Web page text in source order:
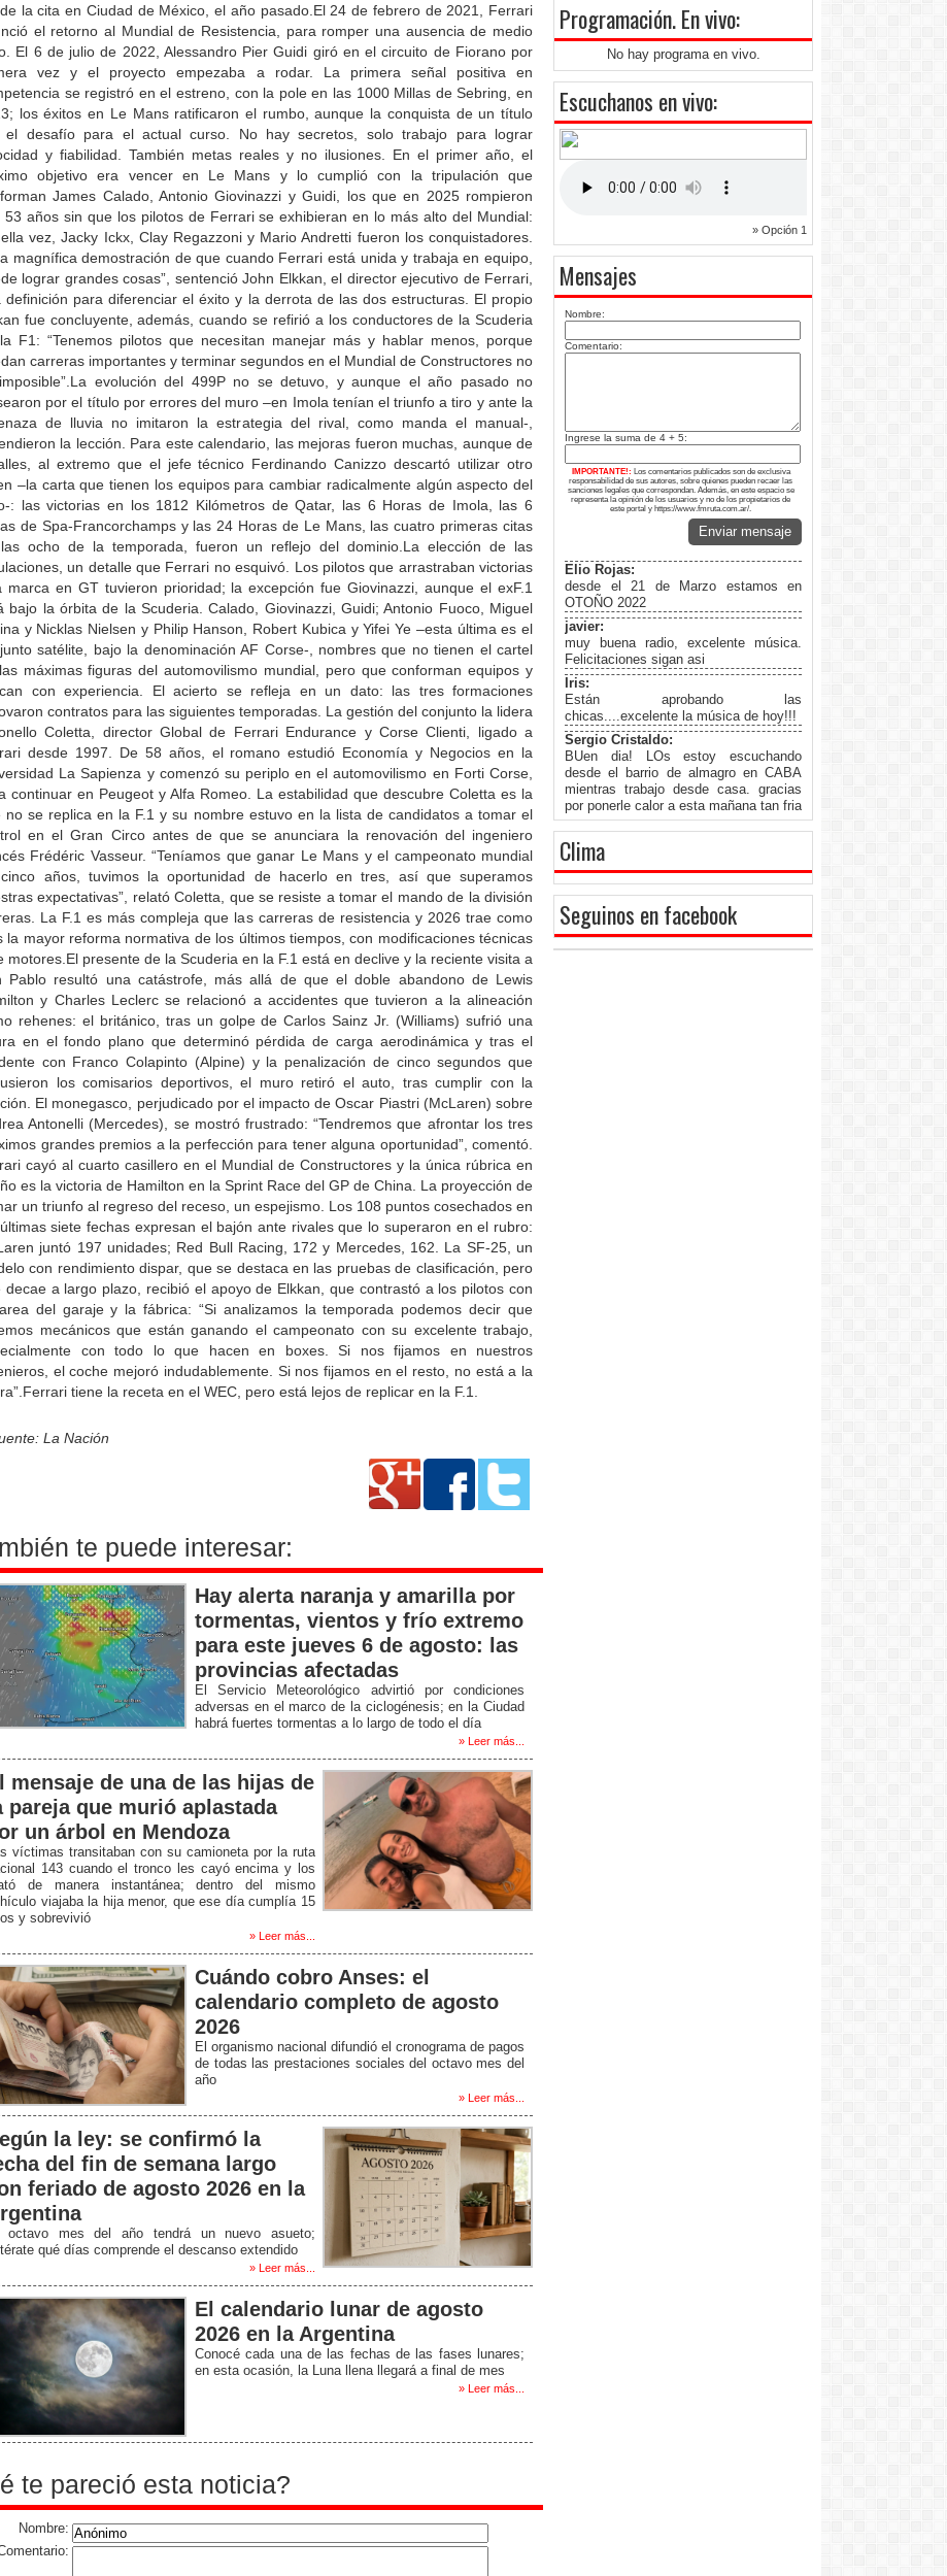
la cita en Ciudad de México, el año pasado.El 24 de febrero de 2021, Ferrari
el retorno al Mundial de Resistencia, para romper una ausencia de medio
El 6 de julio de 2022, Alessandro Pier Guidi giró en el circuito de Fiorano por
vez y el proyecto empezaba a rodar. La primera señal positiva en
se registró en el estreno, con la pole en las 1000 Millas de Sebring, en
los éxitos en Le Mans ratificaron el rumbo, aunque la conquista de un título
el desafío para el actual curso. No hay secretos, solo trabajo para lograr
y fiabilidad. También metas reales y no ilusiones. En el primer año, el
objetivo era vencer en Le Mans y lo cumplió con la tripulación que
James Calado, Antonio Giovinazzi y Guidi, los que en 2025 rompieron
53 años sin que los pilotos de Ferrari se exhibieran en lo más alto del Mundial:
vez, Jacky Ickx, Clay Regazzoni y Mario Andretti fueron los conquistadores.
magnífica demostración de que cuando Ferrari está unida y trabaja en equipo,
lograr grandes cosas”, sentenció John Elkkan, el director ejecutivo de Ferrari,
definición para diferenciar el éxito y la derrota de las dos estructuras. El propio
fue concluyente, además, cuando se refirió a los conductores de la Scuderia
F1: “Tenemos pilotos que necesitan manejar más y hablar menos, porque
carreras importantes y terminar segundos en el Mundial de Constructores no
evolución del 499P no se detuvo, y aunque el año pasado no
por el título por errores del muro –en Imola tenían el triunfo a tiro y ante la
de lluvia no imitaron la estrategia del rival, como manda el manual-,
la lección. Para este calendario, las mejoras fueron muchas, aunque de
al extremo que el jefe técnico Ferdinando Canizzo descartó utilizar otro
–la carta que tienen los equipos para cambiar radicalmente algún aspecto del
: las victorias en los 1812 Kilómetros de Qatar, las 6 Horas de Imola, las 6
de Spa-Francorchamps y las 24 Horas de Le Mans, las cuatro primeras citas
ocho de la temporada, fueron un reflejo del dominio.La elección de las
un detalle que Ferrari no esquivó. Los pilotos que arrastraban victorias
marca en GT tuvieron prioridad; la excepción fue Giovinazzi, aunque el exF.1
bajo la órbita de la Scuderia. Calado, Giovinazzi, Guidi; Antonio Fuoco, Miguel
y Nicklas Nielsen y Philip Hanson, Robert Kubica y Yifei Ye –esta última es el
satélite, bajo la denominación AF Corse-, nombres que no tienen el cartel
máximas figuras del automovilismo mundial, pero que conforman equipos y
con experiencia. El acierto se refleja en un dato: las tres formaciones
contratos para las siguientes temporadas. La gestión del conjunto la lidera
Coletta, director Global de Ferrari Endurance y Corse Clienti, ligado a
desde 1997. De 58 años, el romano estudió Economía y Negocios en la
La Sapienza y comenzó su periplo en el automovilismo en Forti Corse,
continuar en Peugeot y Alfa Romeo. La estabilidad que descubre Coletta es la
no se replica en la F.1 y su nombre estuvo en la lista de candidatos a tomar el
en el Gran Circo antes de que se anunciara la renovación del ingeniero
Frédéric Vasseur. “Teníamos que ganar Le Mans y el campeonato mundial
años, tuvimos la oportunidad de hacerlo en tres, así que superamos
expectativas”, relató Coletta, que se resiste a tomar el mando de la división
La F.1 es más compleja que las carreras de resistencia y 2026 trae como
la mayor reforma normativa de los últimos tiempos, con modificaciones técnicas
motores.El presente de la Scuderia en la F.1 está en declive y la reciente visita a
Pablo resultó una catástrofe, más allá de que el doble abandono de Lewis
y Charles Leclerc se relacionó a accidentes que tuvieron a la alineación
rehenes: el británico, tras un golpe de Carlos Sainz Jr. (Williams) sufrió una
en el fondo plano que determinó pérdida de carga aerodinámica y tras el
con Franco Colapinto (Alpine) y la penalización de cinco segundos que
los comisarios deportivos, el muro retiró el auto, tras cumplir con la
El monegasco, perjudicado por el impacto de Oscar Piastri (McLaren) sobre
Antonelli (Mercedes), se mostró frustrado: “Tendremos que afrontar los tres
grandes premios a la perfección para tener alguna oportunidad”, comentó.
cayó al cuarto casillero en el Mundial de Constructores y la única rúbrica en
es la victoria de Hamilton en la Sprint Race del GP de China. La proyección de
un triunfo al regreso del receso, un espejismo. Los 108 puntos cosechados en
siete fechas expresan el bajón ante rivales que lo superaron en el rubro:
juntó 197 unidades; Red Bull Racing, 172 y Mercedes, 162. La SF-25, un
con rendimiento dispar, que se destaca en las pruebas de clasificación, pero
decae a largo plazo, recibió el apoyo de Elkkan, que contrastó a los pilotos con
del garaje y la fábrica: “Si analizamos la temporada podemos decir que
mecánicos que están ganando el campeonato con su excelente trabajo,
con todo lo que hacen en boxes. Si nos fijamos en nuestros
el coche mejoró indudablemente. Si nos fijamos en el resto, no está a la
tiene la receta en el WEC, pero está lejos de replicar en la F.1.
La Nación
te puede interesar:
Hay alerta naranja y amarilla por
tormentas, vientos y frío extremo
para este jueves 6 de agosto: las
provincias afectadas
El Servicio Meteorológico advirtió por condiciones
adversas en el marco de la ciclogénesis; en la Ciudad
habrá fuertes tormentas a lo largo de todo el día
» Leer más...
mensaje de una de las hijas de
pareja que murió aplastada
un árbol en Mendoza
víctimas transitaban con su camioneta por la ruta
143 cuando el tronco les cayó encima y los
de manera instantánea; dentro del mismo
viajaba la hija menor, que ese día cumplía 15
y sobrevivió
» Leer más...
Cuándo cobro Anses: el
calendario completo de agosto
2026
El organismo nacional difundió el cronograma de pagos
de todas las prestaciones sociales del octavo mes del
año
» Leer más...
la ley: se confirmó la
del fin de semana largo
feriado de agosto 2026 en la
octavo mes del año tendrá un nuevo asueto;
qué días comprende el descanso extendido
» Leer más...
El calendario lunar de agosto
2026 en la Argentina
Conocé cada una de las fechas de las fases lunares;
en esta ocasión, la Luna llena llegará a final de mes
» Leer más...
te pareció esta noticia?
Nombre:
Programación. En vivo:
No hay programa en vivo.
Escuchanos en vivo:
» Opción 1
Mensajes
Nombre:
Comentario:
Ingrese la suma de 4 + 5:
IMPORTANTE!: Los comentarios publicados son de exclusiva
responsabilidad de sus autores, sobre quienes pueden recaer las
sanciones legales que correspondan. Además, en este espacio se
representa la opinión de los usuarios y no de los propietarios de
este portal y https://www.fmruta.com.ar/.
Enviar mensaje
Elio Rojas:
desde el 21 de Marzo estamos en
OTOÑO 2022
javier:
muy buena radio, excelente música.
Felicitaciones sigan asi
Iris:
Están aprobando las
chicas....excelente la música de hoy!!!
Sergio Cristaldo:
BUen dia! LOs estoy escuchando
desde el barrio de almagro en CABA
mientras trabajo desde casa. gracias
por ponerle calor a esta mañana tan fria
aca tambien. Saludos!
RUBENS SIVIERO:
HOY 12 DE JUNIO SE CUMPLE UN
PETRA PEPA VARGAS DE SIVIERO,
TE RECUERDO CON MUCHO AMOR
DESCANSA EN PAZ MAMA.
Eli:
Clima
Seguinos en facebook